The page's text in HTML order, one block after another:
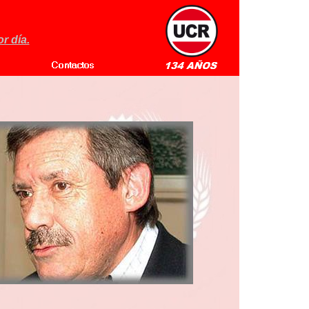
día.